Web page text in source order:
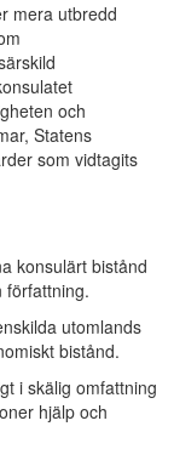
mera utbredd
och
Statens
som vidtagits
konsulärt bistånd
författning.
utomlands
bistånd.
i skälig omfattning
hjälp och